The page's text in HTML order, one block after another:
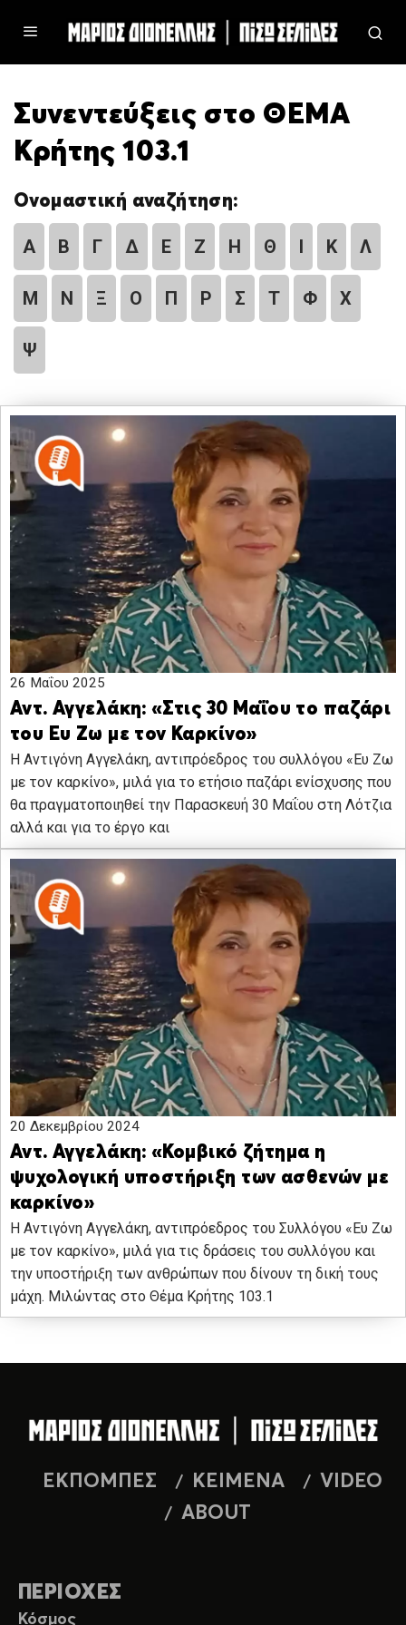
Συνεντεύξεις στο ΘΕΜΑ
Κρήτης 103.1
Ονομαστική αναζήτηση:
Α Β Γ Δ Ε Ζ Η Θ Ι Κ Λ
Μ Ν Ξ Ο Π Ρ Σ Τ Φ Χ
Ψ
26 Μαΐου 2025
Αντ. Αγγελάκη: «Στις 30 Μαΐου το παζάρι
του Ευ Ζω με τον Καρκίνο»
Η Αντιγόνη Αγγελάκη, αντιπρόεδρος του συλλόγου «Ευ Ζω
με τον καρκίνο», μιλά για το ετήσιο παζάρι ενίσχυσης που
θα πραγματοποιηθεί την Παρασκευή 30 Μαΐου στη Λότζια
αλλά και για το έργο και
20 Δεκεμβρίου 2024
Αντ. Αγγελάκη: «Κομβικό ζήτημα η
ψυχολογική υποστήριξη των ασθενών με
καρκίνο»
Η Αντιγόνη Αγγελάκη, αντιπρόεδρος του Συλλόγου «Ευ Ζω
με τον καρκίνο», μιλά για τις δράσεις του συλλόγου και
την υποστήριξη των ανθρώπων που δίνουν τη δική τους
μάχη. Μιλώντας στο Θέμα Κρήτης 103.1
ΕΚΠΟΜΠΕΣ ΚΕΙΜΕΝΑ
VIDEO
ABOUT
ΠΕΡΙΟΧΕΣ
Κόσμος